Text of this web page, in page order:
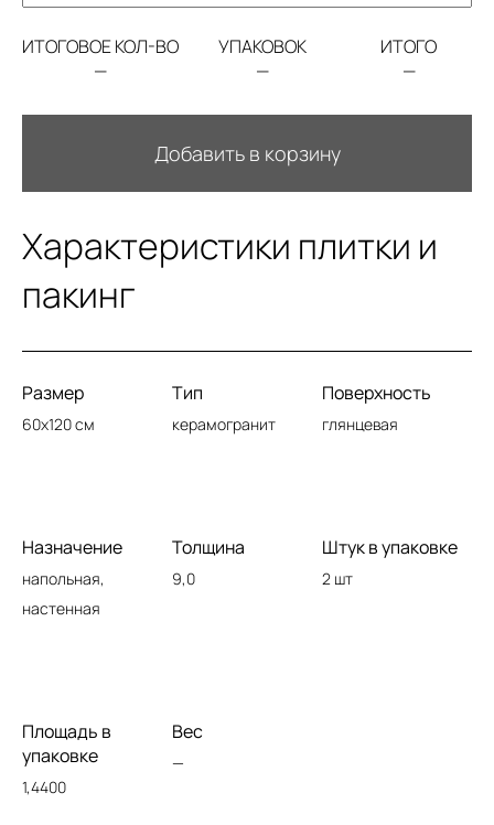
ИТОГОВОЕ КОЛ-ВО
—
УПАКОВОК
—
ИТОГО
—
Добавить в корзину
Характеристики плитки и
пакинг
Размер
60x120 см
Тип
керамогранит
Поверхность
глянцевая
Назначение
напольная,
настенная
Толщина
9,0
Штук в упаковке
2 шт
Площадь в
упаковке
1,4400
Вес
—